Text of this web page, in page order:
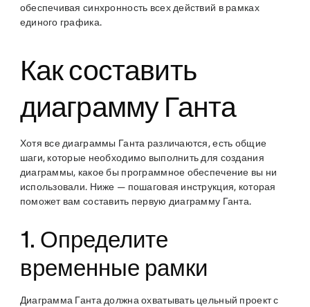
обеспечивая синхронность всех действий в рамках
единого графика.
Как составить
диаграмму Ганта
Хотя все диаграммы Ганта различаются, есть общие
шаги, которые необходимо выполнить для создания
диаграммы, какое бы программное обеспечение вы ни
использовали. Ниже — пошаговая инструкция, которая
поможет вам составить первую диаграмму Ганта.
1. Определите
временные рамки
Диаграмма Ганта должна охватывать цельный проект с